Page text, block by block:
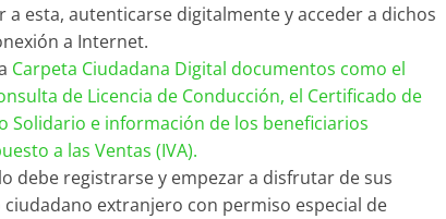
esta, autenticarse digitalmente y acceder a dichos
a Internet.
Carpeta Ciudadana Digital documentos como el
de Licencia de Conducción, el Certificado de
Solidario e información de los beneficiarios
a las Ventas (IVA).​
debe registrarse y empezar a disfrutar de sus
extranjero con permiso especial de